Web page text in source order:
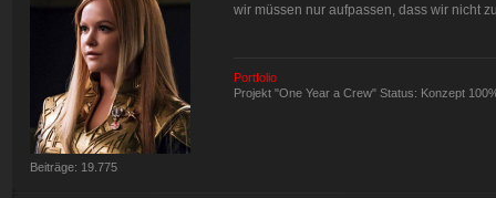
Beiträge: 19.775
wir müssen nur aufpassen, dass wir nicht
Portfolio
Projekt "One Year a Crew" Status: Konzept